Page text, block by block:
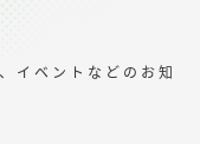
イベントなどの お知